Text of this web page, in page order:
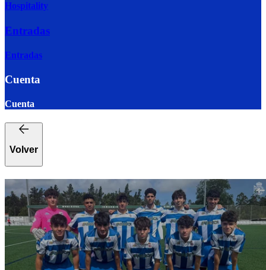
Hospitality
Entradas
Entradas
Cuenta
Cuenta
Volver